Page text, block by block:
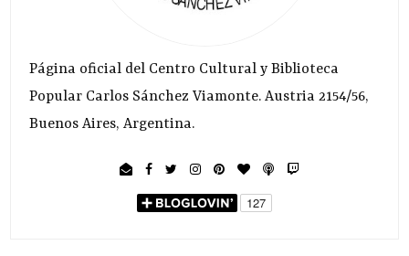
Página oficial del Centro Cultural y Biblioteca
Popular Carlos Sánchez Viamonte. Austria 2154/56,
Buenos Aires, Argentina.